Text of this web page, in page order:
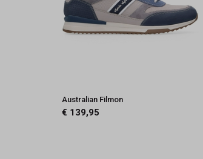
Australian Filmon
€ 139,95